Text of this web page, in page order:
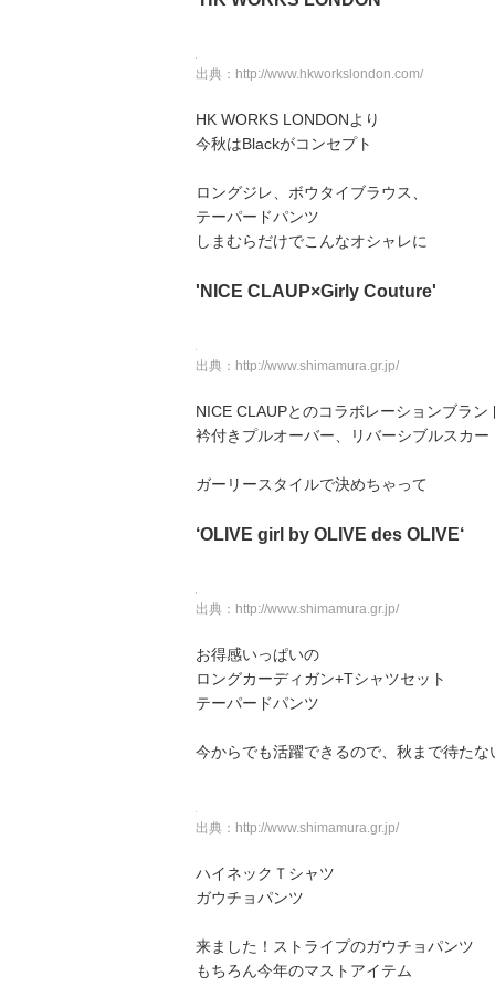
出典： http://www.hkworkslondon.com/
HK WORKS LONDONより
今秋はBlackがコンセプト
ロングジレ、ボウタイブラウス、
テーパードパンツ
しまむらだけでこんなオシャレに
'NICE CLAUP×Girly Couture'
出典： http://www.shimamura.gr.jp/
NICE CLAUPとのコラボレーションブラン
衿付きプルオーバー、リバーシブルスカー
ガーリースタイルで決めちゃって
‘OLIVE girl by OLIVE des OLIVE‘
出典： http://www.shimamura.gr.jp/
お得感いっぱいの
ロングカーディガン+Tシャツセット
テーパードパンツ
今からでも活躍できるので、秋まで待たな
出典： http://www.shimamura.gr.jp/
ハイネックＴシャツ
ガウチョパンツ
来ました！ストライプのガウチョパンツ
もちろん今年のマストアイテム